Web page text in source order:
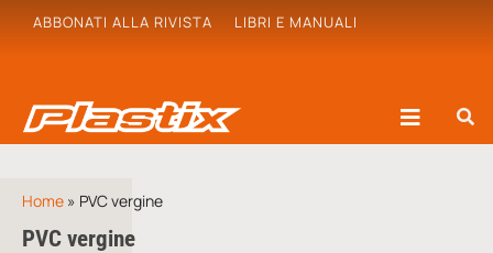
ABBONATI ALLA RIVISTA LIBRI E MANUALI
Home » PVC vergine
PVC vergine